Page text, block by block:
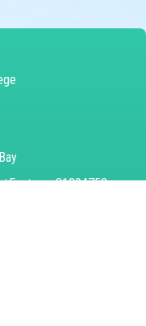
Fax）： 31294752